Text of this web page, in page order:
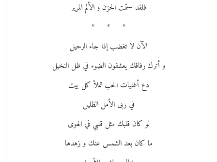
فلقد سئمت الحزن و الألم المرير
* * *
الآن لا تغضب إذا جاء الرحيل
و أترك رفاقك يعشقون الضوء في ظل النخيل
دع أغنيات الحب تملأ كل بيت
في ربى الأمل الظليل
لو كان قلبك مثل قلبي في الهوى
ما كان بعد الشمس عنك و زهدها